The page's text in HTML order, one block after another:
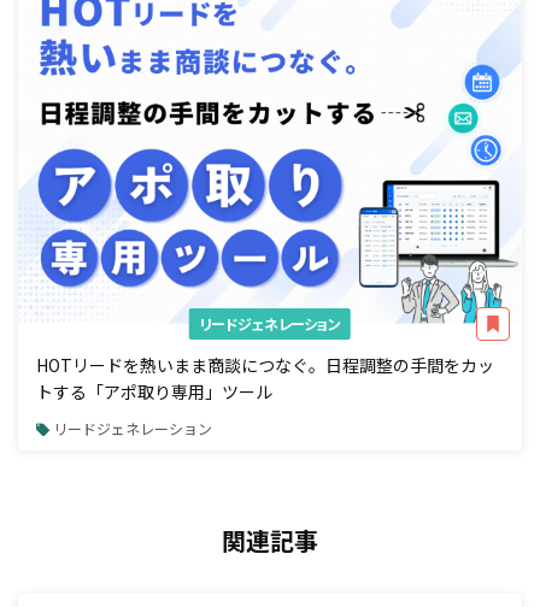
リードジェネレーション
HOTリードを熱いまま商談につなぐ。日程調整の手間をカッ
トする「アポ取り専用」ツール
リードジェネレーション
関連記事